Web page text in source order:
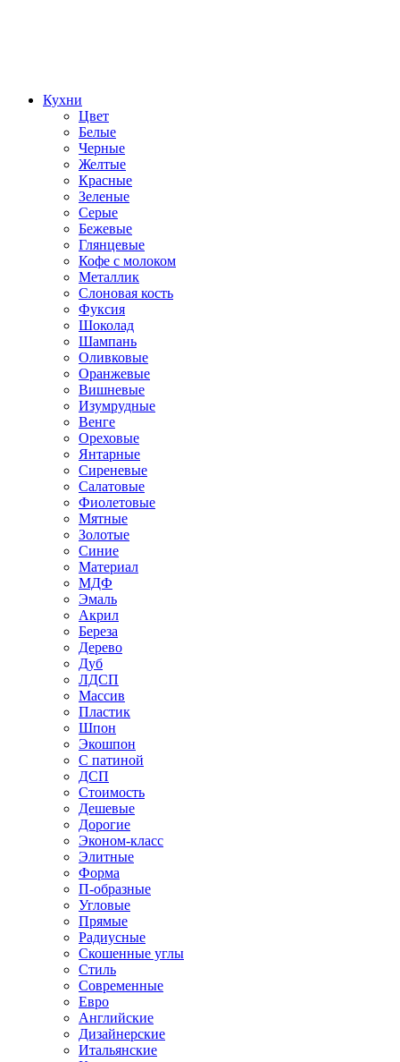
Кухни
Цвет
Белые
Черные
Желтые
Красные
Зеленые
Серые
Бежевые
Глянцевые
Кофе с молоком
Металлик
Слоновая кость
Фуксия
Шоколад
Шампань
Оливковые
Оранжевые
Вишневые
Изумрудные
Венге
Ореховые
Янтарные
Сиреневые
Салатовые
Фиолетовые
Мятные
Золотые
Синие
Материал
МДФ
Эмаль
Акрил
Береза
Дерево
Дуб
ЛДСП
Массив
Пластик
Шпон
Экошпон
С патиной
ДСП
Стоимость
Дешевые
Дорогие
Эконом-класс
Элитные
Форма
П-образные
Угловые
Прямые
Радиусные
Скошенные углы
Стиль
Современные
Евро
Английские
Дизайнерские
Итальянские